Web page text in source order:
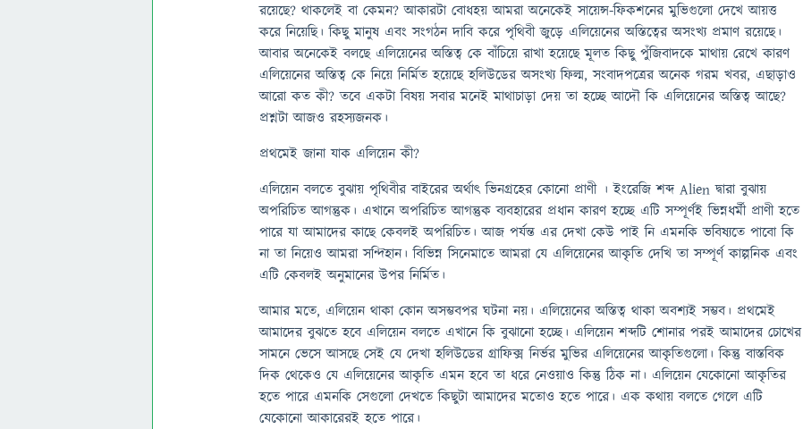
রয়েছে? থাকলেই বা কেমন? আকারটা বোধহয় আমরা অনেকেই সায়েন্স-ফিকশনের মুভিগুলো দেখে আয়ত্ত
করে নিয়েছি। কিছু মানুষ এবং সংগঠন দাবি করে পৃথিবী জুড়ে এলিয়েনের অস্তিত্বের অসংখ্য প্রমাণ রয়েছে।
আবার অনেকেই বলছে এলিয়েনের অস্তিত্ব কে বাঁচিয়ে রাখা হয়েছে মূলত কিছু পুঁজিবাদকে মাথায় রেখে কারণ
এলিয়েনের অস্তিত্ব কে নিয়ে নির্মিত হয়েছে হলিউডের অসংখ্য ফিল্ম, সংবাদপত্রের অনেক গরম খবর, এছাড়াও
আরো কত কী? তবে একটা বিষয় সবার মনেই মাথাচাড়া দেয় তা হচ্ছে আদৌ কি এলিয়েনের অস্তিত্ব আছে?
প্রশ্নটা আজও রহস্যজনক।
প্রথমেই জানা যাক এলিয়েন কী?
এলিয়েন বলতে বুঝায় পৃথিবীর বাইরের অর্থাৎ ভিনগ্রহের কোনো প্রাণী । ইংরেজি শব্দ Alien দ্বারা বুঝায়
অপরিচিত আগন্তুক। এখানে অপরিচিত আগন্তুক ব্যবহারের প্রধান কারণ হচ্ছে এটি সম্পূর্ণই ভিন্নধর্মী প্রাণী হতে
পারে যা আমাদের কাছে কেবলই অপরিচিত। আজ পর্যন্ত এর দেখা কেউ পাই নি এমনকি ভবিষ্যতে পাবো কি
না তা নিয়েও আমরা সন্দিহান। বিভিন্ন সিনেমাতে আমরা যে এলিয়েনের আকৃতি দেখি তা সম্পূর্ণ কাল্পনিক এবং
এটি কেবলই অনুমানের উপর নির্মিত।
আমার মতে, এলিয়েন থাকা কোন অসম্ভবপর ঘটনা নয়। এলিয়েনের অস্তিত্ব থাকা অবশ্যই সম্ভব। প্রথমেই
আমাদের বুঝতে হবে এলিয়েন বলতে এখানে কি বুঝানো হচ্ছে। এলিয়েন শব্দটি শোনার পরই আমাদের চোখের
সামনে ভেসে আসছে সেই যে দেখা হলিউডের গ্রাফিক্স নির্ভর মুভির এলিয়েনের আকৃতিগুলো। কিন্তু বাস্তবিক
দিক থেকেও যে এলিয়েনের আকৃতি এমন হবে তা ধরে নেওয়াও কিন্তু ঠিক না। এলিয়েন যেকোনো আকৃতির
হতে পারে এমনকি সেগুলো দেখতে কিছুটা আমাদের মতোও হতে পারে। এক কথায় বলতে গেলে এটি
যেকোনো আকারেরই হতে পারে।